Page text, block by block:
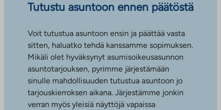
Tutustu asuntoon ennen päätöstä
Voit tutustua asuntoon ensin ja päättää vasta
sitten, haluatko tehdä kanssamme sopimuksen.
Mikäli olet hyväksynyt asumisoikeusasunnon
asuntotarjouksen, pyrimme järjestämään
sinulle mahdollisuuden tutustua asuntoon jo
tarjouskierroksen aikana. Järjestämme jonkin
verran myös yleisiä näyttöjä vapaissa